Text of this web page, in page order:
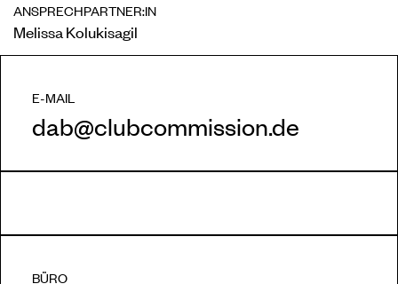
ANSPRECHPARTNER:IN
Melissa Kolukisagil
E-MAIL
dab@clubcommission.de
BÜRO